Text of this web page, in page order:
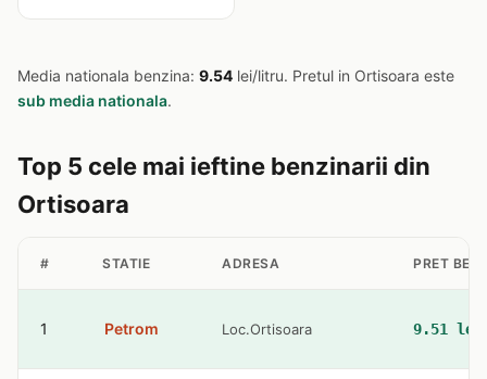
Media nationala benzina: 9.54 lei/litru. Pretul in Ortisoara este
sub media nationala.
Top 5 cele mai ieftine benzinarii din
Ortisoara
# STATIE ADRESA PRET
1 Petrom Loc.Ortisoara 9.51 lei